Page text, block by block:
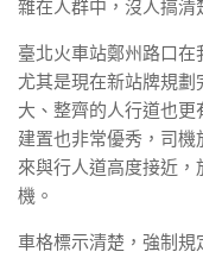
雜在人群中，沒人搞清
臺北火車站鄭州路口在
尤其是現在新站牌規
大、整齊的人行道也
建置也非常優秀，司
來與行人道高度接近，
機。
車格標示清楚，強制